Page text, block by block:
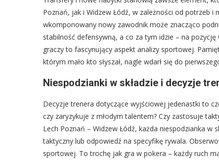
Poznań, jak i Widzew Łódź, w zależności od potrzeb
wkomponowany nowy zawodnik może znacząco
stabilność defensywną, a co za tym idzie – na
graczy to fascynujący aspekt analizy sportowej.
którym mało kto słyszał, nagle wdarł się do
Niespodzianki w składzie i decyzje
Decyzje trenera dotyczące wyjściowej jedenastki to
czy zaryzykuje z młodym talentem? Czy zastosuje
Lech Poznań – Widzew Łódź, każda niespodzianka w
taktyczny lub odpowiedź na specyfikę rywala.
sportowej. To trochę jak gra w pokera – każdy ruch